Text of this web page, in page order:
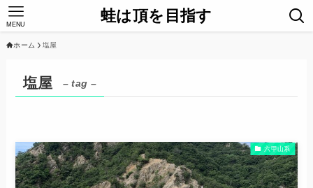
蛙は頂を目指す
MENU
ホーム 塩屋
塩屋 – tag –
六甲山系